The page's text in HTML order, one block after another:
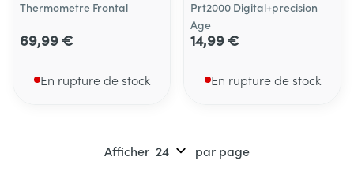
Thermometre Frontal
69,99 €
En rupture de stock
Prt2000 Digital+precision
Age
14,99 €
En rupture de stock
Afficher par page